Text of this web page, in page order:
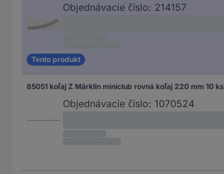
Objednávacie číslo: 214157
Tento produkt
85051 koľaj Z Märklin miniclub rovná koľaj 220 mm 10 ks
Objednávacie číslo: 1070524